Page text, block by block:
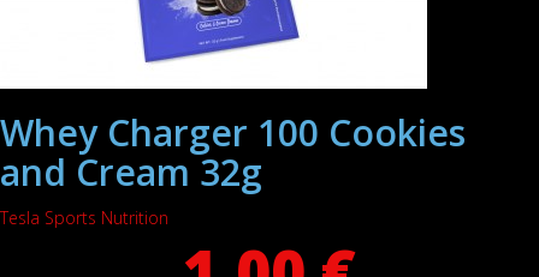
Whey Charger 100 Cookies
and Cream 32g
Tesla Sports Nutrition